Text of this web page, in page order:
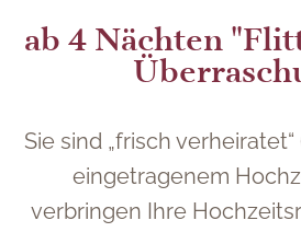
ab 4 Nächten
Sie sind „frisch
eingetragenem
verbringen Ihre